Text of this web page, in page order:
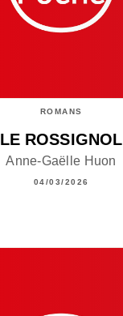
ROMANS
LE ROSSIGNOL
Anne-Gaëlle Huon
04/03/2026